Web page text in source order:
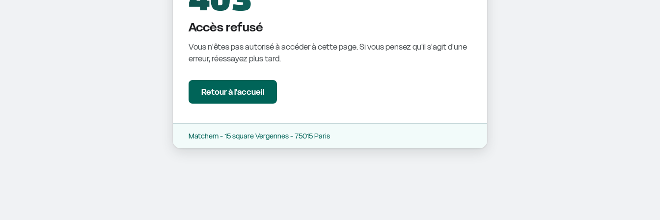
Accès refusé
Vous n'êtes pas autorisé à accéder à cette page. Si vous pensez qu'il s'agit d'une
erreur, réessayez plus tard.
Retour à l'accueil
Matchem - 15 square Vergennes - 75015 Paris